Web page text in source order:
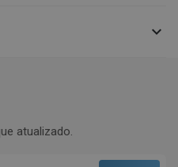

atualizado.